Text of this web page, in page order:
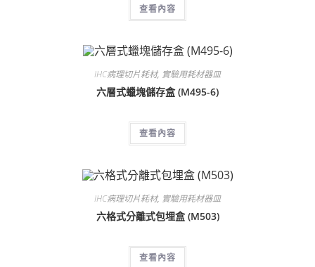
查看內容
IHC病理切片耗材, 實驗用耗材器皿
六層式蠟塊儲存盒 (M495-6)
查看內容
IHC病理切片耗材, 實驗用耗材器皿
六格式分離式包埋盒 (M503)
查看內容